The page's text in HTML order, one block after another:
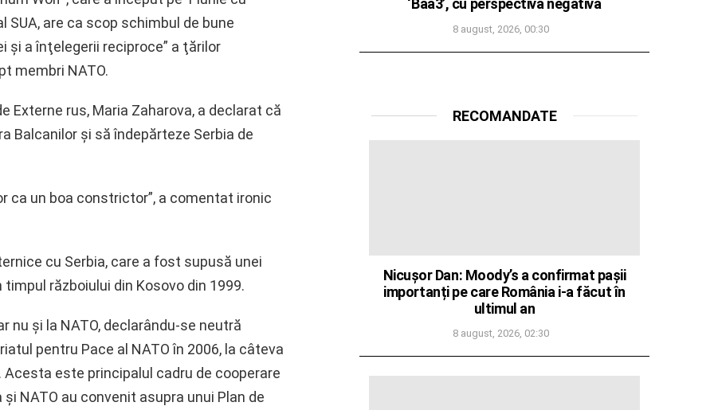
SUA, are ca scop schimbul de bune
a înţelegerii reciproce” a ţărilor
membri NATO.
Externe rus, Maria Zaharova, a declarat că
Balcanilor şi să îndepărteze Serbia de
ca un boa constrictor”, a comentat ironic
cu Serbia, care a fost supusă unei
războiului din Kosovo din 1999.
nu şi la NATO, declarându-se neutră
pentru Pace al NATO în 2006, la câteva
este principalul cadru de cooperare
NATO au convenit asupra unui Plan de
‘Baa3’, cu perspectivă negativă
8 august, 2026, 00:30
RECOMANDATE
Nicușor Dan: Moody’s a confirmat pașii
importanți pe care România i-a făcut în
ultimul an
8 august, 2026, 02:30